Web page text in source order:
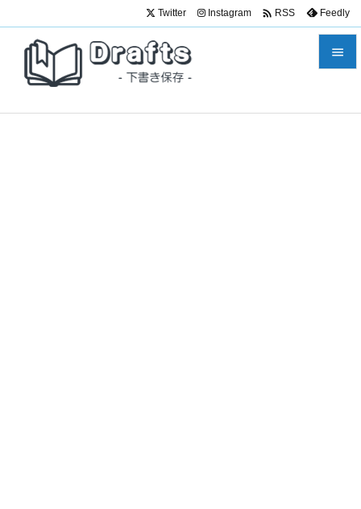

Twitter Instagram  RSS Feedly